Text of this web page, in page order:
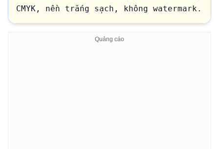
CMYK, nền trắng sạch, không watermark.